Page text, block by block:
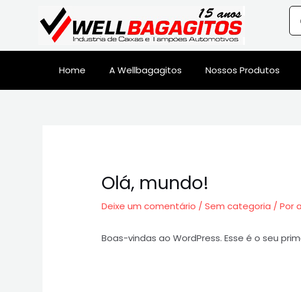
Home A Wellbagagitos Nossos Produtos
Olá, mundo!
Deixe um comentário /Sem categoria / Por
Boas-vindas ao WordPress. Esse é o seu